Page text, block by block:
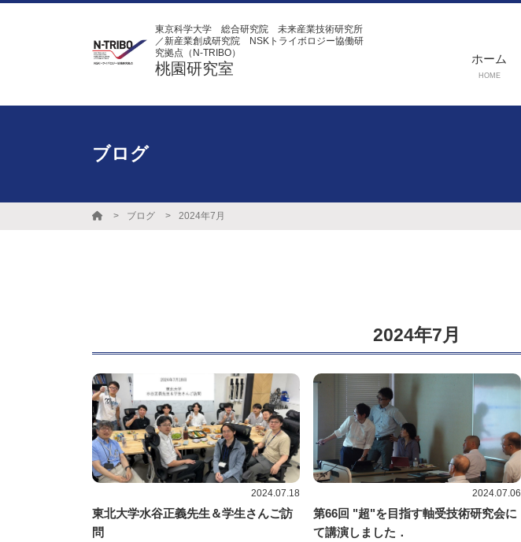
東京科学大学 総合研究院 未来産業技術研究所
／新産業創成研究院 NSKトライボロジー協働研
究拠点（N-TRIBO）
桃園研究室
ホーム
HOME
ブログ
ブログ 2024年7月
2024年7月
2024.07.18
東北大学水谷正義先生＆学生さんご訪
問
2024.07.06
第66回 "超"を目指す軸受技術研究会に
て講演しました．